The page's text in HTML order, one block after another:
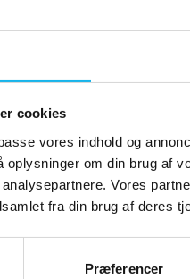
cookies
vores indhold og
oplysninger om din brug af
Vores
fra din brug af deres
Præferencer